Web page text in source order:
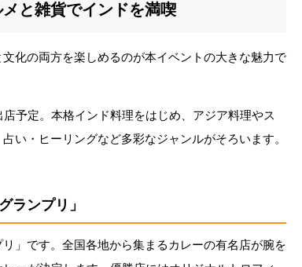
と雑貨でインドを満喫
化の両方を楽しめるのが本イベントの大きな魅力で
予定。本格インド料理をはじめ、アジア料理やス
い・ヒーリングなど多彩なジャンルがそろいます。
ランプリ」
」です。全国各地から集まるカレーの有名店が腕を